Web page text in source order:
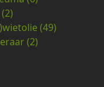
(2)
wietolie (49)
(2)